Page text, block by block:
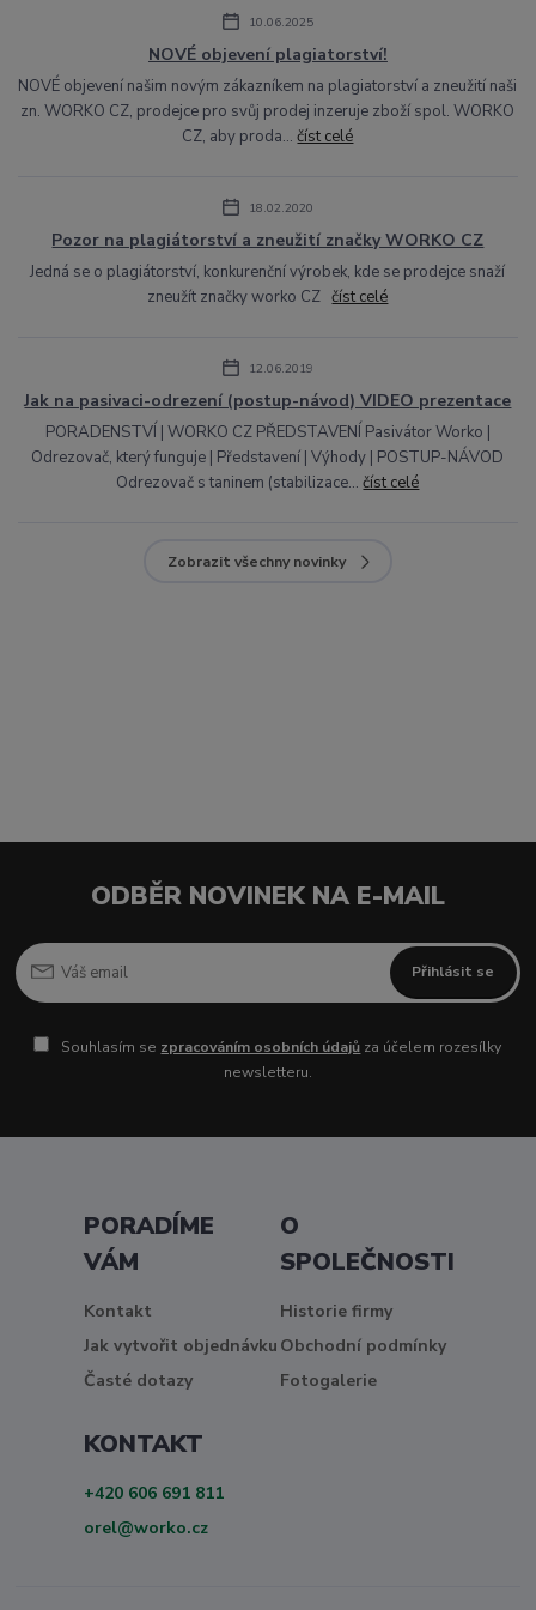
10.06.2025
NOVÉ objevení plagiatorství!
NOVÉ objevení našim novým zákazníkem na plagiatorství a zneužití naši
zn. WORKO CZ, prodejce pro svůj prodej inzeruje zboží spol. WORKO
CZ, aby proda...číst celé
18.02.2020
Pozor na plagiátorství a zneužití značky WORKO CZ
Jedná se o plagiátorství, konkurenční výrobek, kde se prodejce snaží
zneužít značky worko CZčíst celé
12.06.2019
Jak na pasivaci-odrezení (postup-návod) VIDEO prezentace
PORADENSTVÍ | WORKO CZ PŘEDSTAVENÍ Pasivátor Worko |
Odrezovač, který funguje | Představení | Výhody | POSTUP-NÁVOD
Odrezovač s taninem (stabilizace...číst celé
Zobrazit všechny novinky
ODBĚR NOVINEK NA E-MAIL
Přihlásit se
Souhlasím se zpracováním osobních údajů za účelem rozesílky
newsletteru.
PORADÍME
VÁM
Kontakt
Jak vytvořit objednávku
Časté dotazy
O
SPOLEČNOSTI
Historie firmy
Obchodní podmínky
Fotogalerie
KONTAKT
+420 606 691 811
orel@worko.cz